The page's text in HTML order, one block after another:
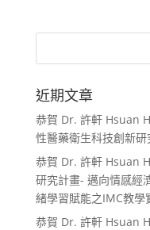
近期文章
恭賀 Dr. 許軒 Hsuan
性醫藥衛生科技創新
恭賀 Dr. 許軒 Hsuan
研究計畫- 邁向情感經
緒學習賦能之IMC教學
恭賀 Dr. 許軒 Hsuan